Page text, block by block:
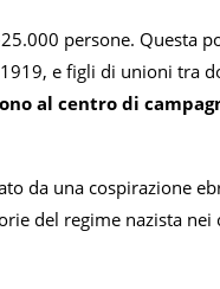
persone. Questa
e figli di unioni tra
al centro di
da una cospirazione
del regime nazista